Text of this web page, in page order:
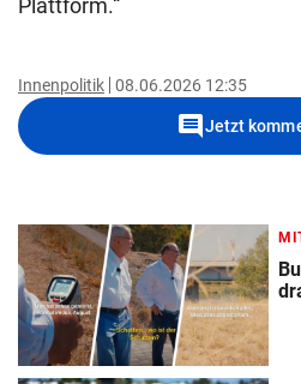
Plattform.“
Innenpolitik 08.06.2026 12:35
commentJetzt